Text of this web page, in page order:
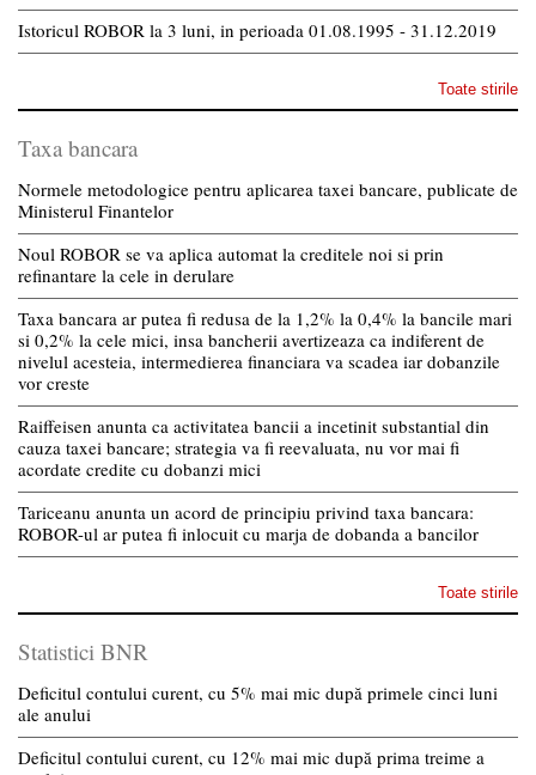
Istoricul ROBOR la 3 luni, in perioada 01.08.1995 - 31.12.2019
Toate stirile
Taxa bancara
Normele metodologice pentru aplicarea taxei bancare, publicate de
Ministerul Finantelor
Noul ROBOR se va aplica automat la creditele noi si prin
refinantare la cele in derulare
Taxa bancara ar putea fi redusa de la 1,2% la 0,4% la bancile mari
si 0,2% la cele mici, insa bancherii avertizeaza ca indiferent de
nivelul acesteia, intermedierea financiara va scadea iar dobanzile
vor creste
Raiffeisen anunta ca activitatea bancii a incetinit substantial din
cauza taxei bancare; strategia va fi reevaluata, nu vor mai fi
acordate credite cu dobanzi mici
Tariceanu anunta un acord de principiu privind taxa bancara:
ROBOR-ul ar putea fi inlocuit cu marja de dobanda a bancilor
Toate stirile
Statistici BNR
Deficitul contului curent, cu 5% mai mic după primele cinci luni
ale anului
Deficitul contului curent, cu 12% mai mic după prima treime a